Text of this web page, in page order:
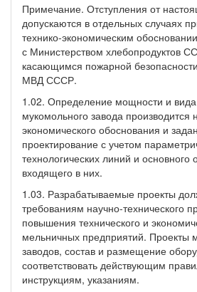
Примечание. Отступления от
допускаются в отдельных случаях
технико-экономическим
с Министерством хлебопродуктов
касающимся пожарной
МВД СССР.
1.02. Определение мощности и
мукомольного завода производится
экономического обоснования и
проектирование с учетом
технологических линий и основного
входящего в них.
1.03. Разрабатываемые проекты
требованиям научно-технического
повышения технического и
мельничных предприятий. Проекты
заводов, состав и размещение
соответствовать действующим
инструкциям, указаниям.